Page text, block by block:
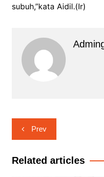
subuh,”kata Aidil.(Ir)
Navigasi
pos
Prev
Related articles